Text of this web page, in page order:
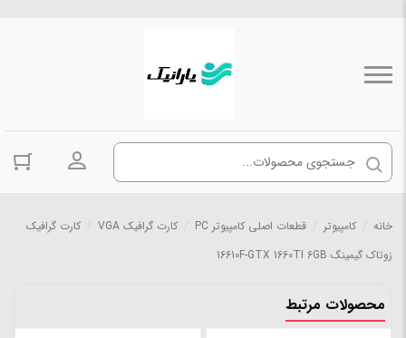
ورود به
خانه کامپیوتر قطعات اصلی کامپیوتر PC کارت گرافیک VGA
کارت گرافیک
زوتاک گیمینگ 16610F-GTX 1660TI 6GB
محصولات مرتبط